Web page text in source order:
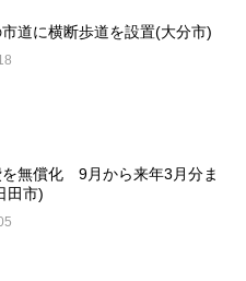
道に横断歩道を設置(大分市)
を無償化 9月から来年3月分ま
田市)